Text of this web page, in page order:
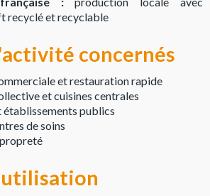
recyclé et recyclable
concernés
et restauration rapide
et cuisines centrales
publics
de soins